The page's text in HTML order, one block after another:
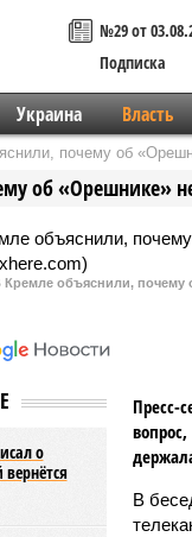
№29 от
Подписка
Украина Власть
почему об
об «Орешнике»
Кремле объяснили, почему
о
Пресс-
В